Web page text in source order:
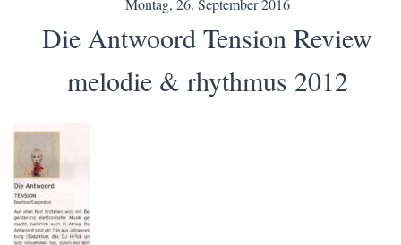
Die Antwoord Tension Review
melodie & rhythmus 2012